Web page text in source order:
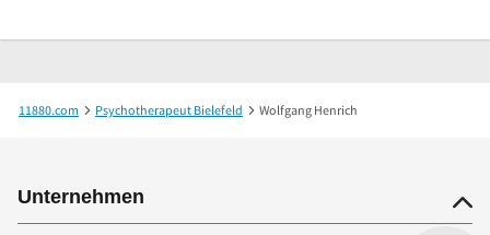
11880.com Psychotherapeut Bielefeld Wolfgang Henrich
Unternehmen